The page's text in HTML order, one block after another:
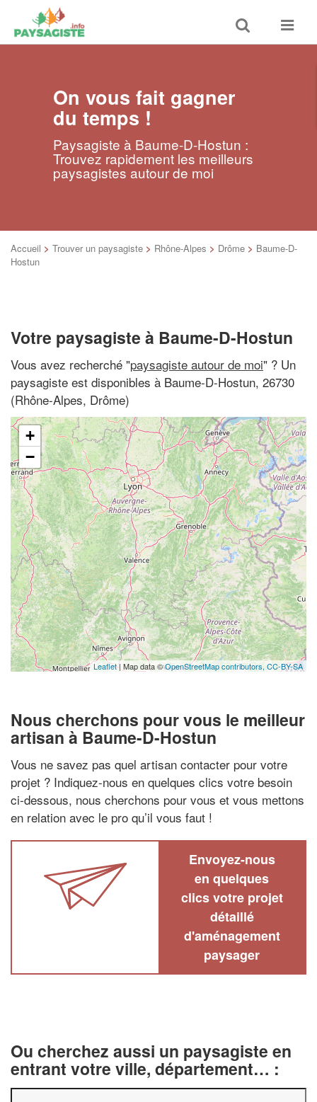
Toggle
search
Toggle
On vous fait gagner
du temps !
Paysagiste à Baume-D-Hostun :
Trouvez rapidement les meilleurs
paysagistes autour de moi
Accueil > Trouver un paysagiste > Rhône-Alpes > Drôme > Baume-D-
Hostun
Votre paysagiste à Baume-D-Hostun
Vous avez recherché "paysagiste autour de moi" ? Un
paysagiste est disponibles à Baume-D-Hostun, 26730
(Rhône-Alpes, Drôme)
+
−
Leaflet| Map data ©OpenStreetMap contributors, CC-BY-SA
Nous cherchons pour vous le meilleur
artisan à Baume-D-Hostun
Vous ne savez pas quel artisan contacter pour votre
projet ? Indiquez-nous en quelques clics votre besoin
ci-dessous, nous cherchons pour vous et vous mettons
en relation avec le pro qu’il vous faut !
Envoyez-nous
en quelques
clics votre projet
détaillé
d'aménagement
paysager
Ou cherchez aussi un paysagiste en
entrant votre ville, département… :